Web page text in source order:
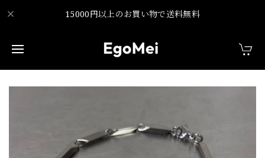
15000円以上のお買い物で送料無料